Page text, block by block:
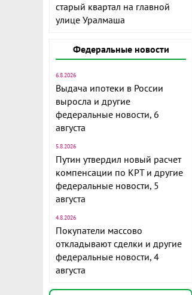
старый квартал на главной
улице Уралмаша
Федеральные новости
6.8.2026
Выдача ипотеки в России
выросла и другие
федеральные новости, 6
августа
5.8.2026
Путин утвердил новый расчет
компенсации по КРТ и другие
федеральные новости, 5
августа
4.8.2026
Покупатели массово
откладывают сделки и другие
федеральные новости, 4
августа